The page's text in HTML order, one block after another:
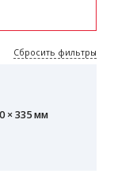
× 335 мм
Сбросить фильтры